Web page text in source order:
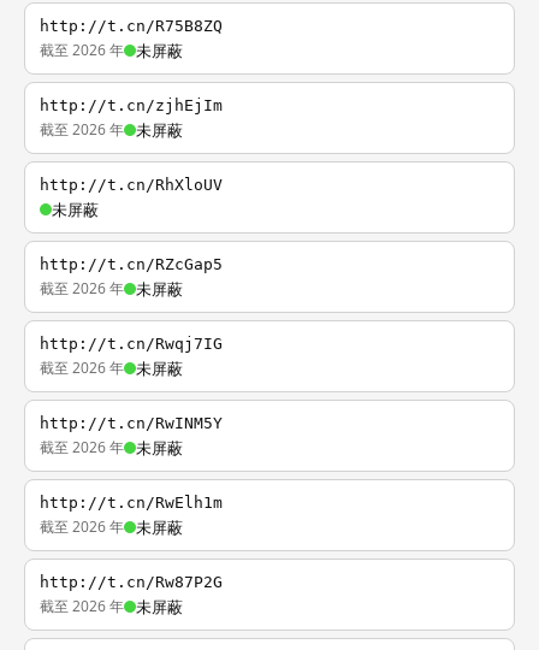
http://t.cn/R75B8ZQ
截至 2026 年 未屏蔽
http://t.cn/zjhEjIm
截至 2026 年 未屏蔽
http://t.cn/RhXloUV
未屏蔽
http://t.cn/RZcGap5
截至 2026 年 未屏蔽
http://t.cn/Rwqj7IG
截至 2026 年 未屏蔽
http://t.cn/RwINM5Y
截至 2026 年 未屏蔽
http://t.cn/RwElh1m
截至 2026 年 未屏蔽
http://t.cn/Rw87P2G
截至 2026 年 未屏蔽